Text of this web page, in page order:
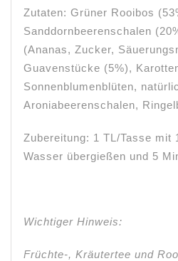
Zutaten: Grüner Rooibos
Sanddornbeerenschalen
(Ananas, Zucker,
Guavenstücke (5%),
Sonnenblumenblüten,
Aroniabeerenschalen,
Zubereitung: 1 TL/Tasse mit
Wasser übergießen und 5
Wichtiger Hinweis:
Früchte-, Kräutertee und